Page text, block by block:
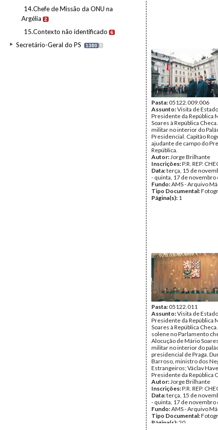
14.Chefe de Missão da ONU na
Argélia
2
15.Contexto não identificado 6
Secretário-Geral do PS 1380 I
Pasta:05122.009.006
Assunto:Visita de
Presidente da República
Soares à República
militar no interior do
Presidencial. Capitão
ajudante de campo do
República.
Autor:Jorge Brilhante
Inscrições:P.R. REP.
Data:terça, 15 de
- quinta, 17 de novembro
Fundo:AMS - Arquivo
Tipo Documental:
Página(s): 1
Pasta:05122.011
Assunto:Visita de
Presidente da República
Soares à República
solene no Parlamento
Alocução de Mário
militar no interior do
presidencial de Praga.
Barroso, ministro dos
Estrangeiros; Václav
Presidente da República
Autor:Jorge Brilhante
Inscrições:P.R. REP.
Data:terça, 15 de
- quinta, 17 de novembro
Fundo:AMS - Arquivo
Tipo Documental:
Página(s):20